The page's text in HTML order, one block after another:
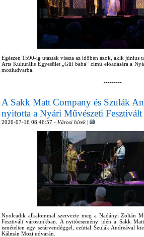
Egészen 1590-ig utaztak vissza az időben azok, akik június
Arts Kulturális Egyesület „Gül baba” című előadására a
moziudvarba.
---------
A Sakk Matt Company és Szulák
nyitotta a Nyári Művészeti Fesztivált
2026-07-16 08:46:57 - Városi hírek |
Nyolcadik alkalommal szervezte meg a Nadányi Zoltán
Fesztivált városunkban. A nyitóesemény idén a Sakk
ismételten egy sztárvendéggel, ezúttal Szulák Andreával
Kálmán Mozi udvarán.